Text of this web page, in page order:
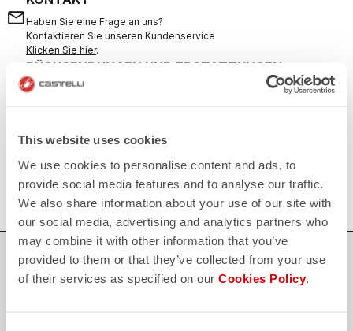
This website uses cookies
We use cookies to personalise content and ads, to
provide social media features and to analyse our traffic.
We also share information about your use of our site with
our social media, advertising and analytics partners who
may combine it with other information that you’ve
provided to them or that they’ve collected from your use
of their services as specified on our Cookies Policy.
emailHaben Sie eine Frage an uns?
Kontaktieren Sie unseren Kundenservice
Klicken Sie hier.
replay
RÜCKSENDUNGEN UND ERSTATTUNGEN
Rückgabe der Bestellung garantiert
FAQ
Kein Problem, wir haben alle Antworten!
Klicken Sie hier
SICHER EINKAUFEN
Der Support, den du brauchst, mit Castelli Qualität in jedem Detail.